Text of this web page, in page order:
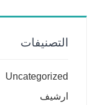
التصنيفات
Uncategorized
ارشيف